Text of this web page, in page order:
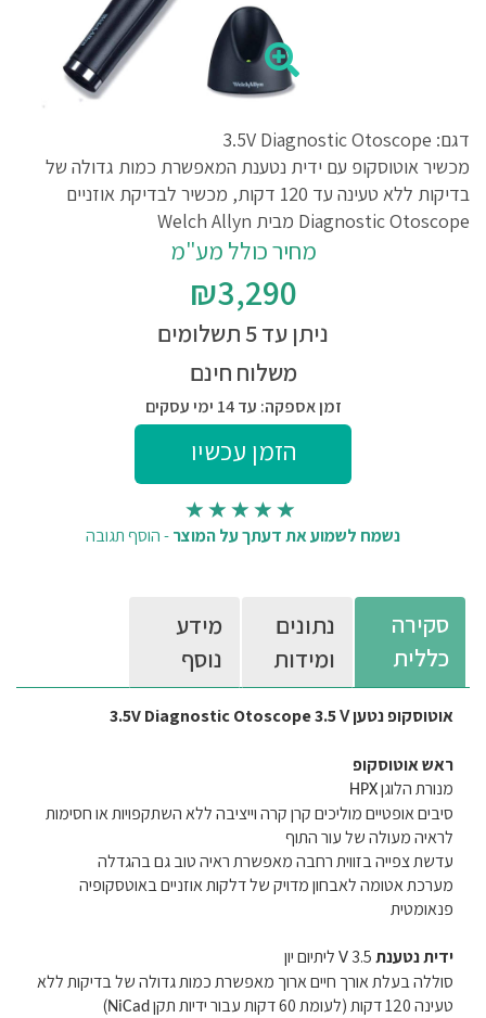
דגם: 3.5V Diagnostic Otoscope
מכשיר אוטוסקופ עם ידית נטענת המאפשרת כמות גדולה של
בדיקות ללא טעינה עד 120 דקות, מכשיר לבדיקת אוזניים
Diagnostic Otoscope מבית Welch Allyn
מחיר כולל מע"מ
₪3,290
ניתן עד 5 תשלומים
משלוח חינם
זמן אספקה: עד 14 ימי עסקים
נשמח לשמוע את דעתך על המוצר-הוסף תגובה
סקירה
כללית
נתונים
ומידות
מידע
נוסף
אוטוסקופ נטעןV
Diagnostic Otoscope
3.5V
ראש אוטוסקופ
מנורת הלוגןHPX
סיבים אופטיים מוליכים קרן קרה וייציבה ללא השתקפויות או חסימות
לראיה מעולה של עור התוף
עדשת צפייה בזווית רחבה מאפשרת ראיה טוב גם בהגדלה
מערכת אטומה לאבחון מדויק של דלקות אוזניים באוטסקופיה
פנאומטית
ידית נטענת3.5
V ליתיום יון
סוללה בעלת אורך חיים ארוך מאפשרת כמות גדולה של בדיקות ללא
טעינה120 דקות (לעומת 60 דקות עבור ידיות תקן NiCad
)